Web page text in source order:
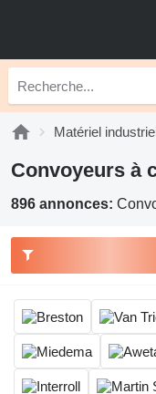
Matériel
Convoyeurs à
896 annonces: